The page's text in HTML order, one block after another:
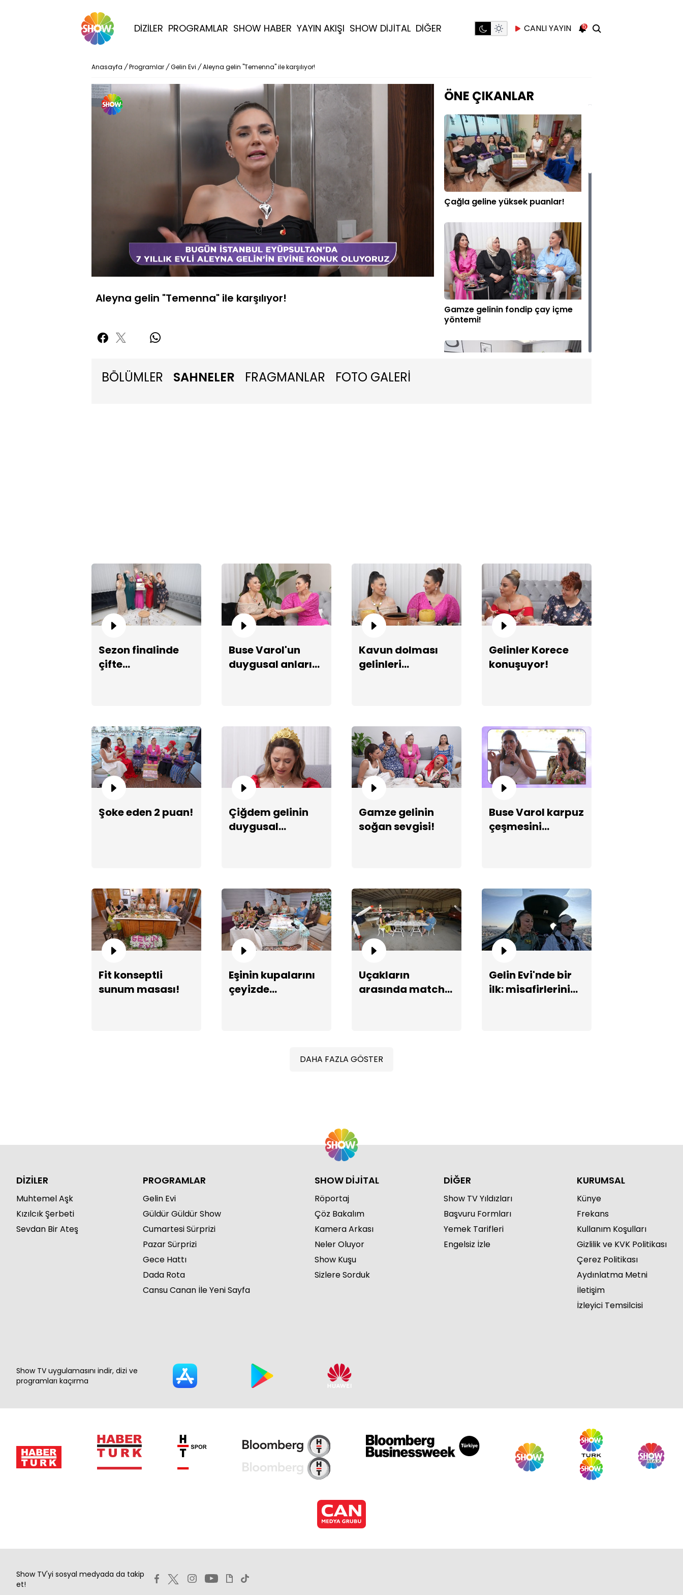
DİZİLER PROGRAMLAR SHOW HABER YAYIN AKIŞI SHOW DİJİTAL DİĞER CANLI YAYIN 5
Anasayfa / Programlar / Gelin Evi / Aleyna gelin "Temenna" ile karşılıyor!
Sessiz 1080P
Yüklendi
12.53%
Oynatma
Aleyna gelin "Temenna" ile karşılıyor!
ÖNE ÇIKANLAR
Çağla geline yüksek puanlar!
Gamze gelinin fondip çay içme
yöntemi!
Gelinler havada uçuyor!
Eşinin kupalarını çeyizde
sergiliyor!
Sahil kenarında yemek sunumu!
Gamze gelin kartal dansı
BÖLÜMLER SAHNELER FRAGMANLAR FOTO GALERİ
Sezon finalinde
çifte
Buse Varol'un
duygusal anları...
Kavun dolması
gelinleri
Gelinler Korece
konuşuyor!
Şoke eden 2 puan!
Çiğdem gelinin
duygusal
Gamze gelinin
soğan sevgisi!
Buse Varol karpuz
çeşmesini
Fit konseptli
sunum masası!
Eşinin kupalarını
çeyizde
Uçakların
arasında matcha
Gelin Evi'nde bir
ilk: misafirlerini
DAHA FAZLA GÖSTER
DİZİLER
Muhtemel Aşk
Kızılcık Şerbeti
Sevdan Bir Ateş
PROGRAMLAR
Gelin Evi
Güldür Güldür Show
Cumartesi Sürprizi
Pazar Sürprizi
Gece Hattı
Dada Rota
Cansu Canan İle Yeni Sayfa
SHOW DİJİTAL
Röportaj
Çöz Bakalım
Kamera Arkası
Neler Oluyor
Show Kuşu
Sizlere Sorduk
DİĞER
Show TV Yıldızları
Başvuru Formları
Yemek Tarifleri
Engelsiz İzle
KURUMSAL
Künye
Frekans
Kullanım Koşulları
Gizlilik ve KVK Politikası
Çerez Politikası
Aydınlatma Metni
İletişim
İzleyici Temsilcisi
Show TV uygulamasını indir, dizi ve
programları kaçırma
Show TV'yi sosyal medyada da takip
et!